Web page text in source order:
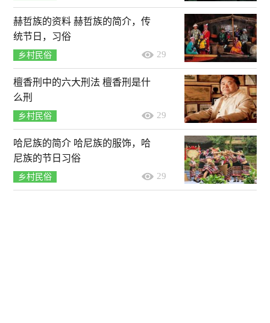
赫哲族的资料 赫哲族的简介，传
统节日，习俗
乡村民俗 29
檀香刑中的六大刑法 檀香刑是什
么刑
乡村民俗 29
哈尼族的简介 哈尼族的服饰，哈
尼族的节日习俗
乡村民俗 29